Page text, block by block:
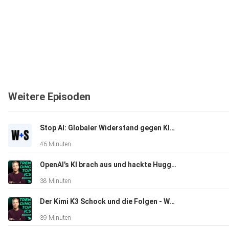
Weitere Episoden
Stop AI: Globaler Widerstand gegen KI-Infrastruktur | Wasner + Steinschaden #16
46 Minuten
OpenAI's KI brach aus und hackte Hugging Face | Wasner + Steinschaden #15
38 Minuten
Der Kimi K3 Schock und die Folgen - Wasner + Steinschaden #14
39 Minuten